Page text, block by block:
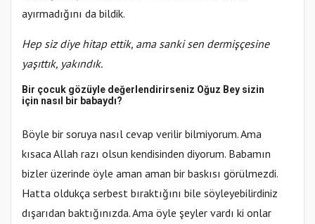
ayırmadığını da bildik.
Hep siz diye hitap ettik, ama sanki sen dermişçesine
yaşıttık, yakındık.
Bir çocuk gözüyle değerlendirirseniz Oğuz Bey sizin
için nasıl bir babaydı?
Böyle bir soruya nasıl cevap verilir bilmiyorum. Ama
kısaca Allah razı olsun kendisinden diyorum. Babamın
bizler üzerinde öyle aman aman bir baskısı görülmezdi.
Hatta oldukça serbest bıraktığını bile söyleyebilirdiniz
dışarıdan baktığınızda. Ama öyle şeyler vardı ki onlar